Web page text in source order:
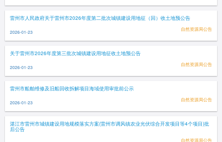
雷州市人民政府关于雷州市2026年度第二批次城镇建设用地征（回）收土地预公告
2026-01-23 自然资源局公告
关于雷州市2026年度第三批次城镇建设用地征收土地预公告
2026-01-23 自然资源局公告
雷州市船舶维修及旧船回收拆解项目海域使用审批前公示
2026-01-23 自然资源局公告
湛江市雷州市城镇建设用地规模落实方案(雷州市调风镇农业光伏综合开发项目等4个项目)批
后公告
自然资源局公告